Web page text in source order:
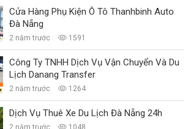
Cửa Hàng Phụ Kiện Ô Tô Thanhbinh Auto
Đà Nẵng
2 năm trước 1591
Công Ty TNHH Dịch Vụ Vận Chuyển Và Du
Lịch Danang Transfer
2 năm trước 1264
Dịch Vụ Thuê Xe Du Lịch Đà Nẵng 24h
2 năm trước 1048